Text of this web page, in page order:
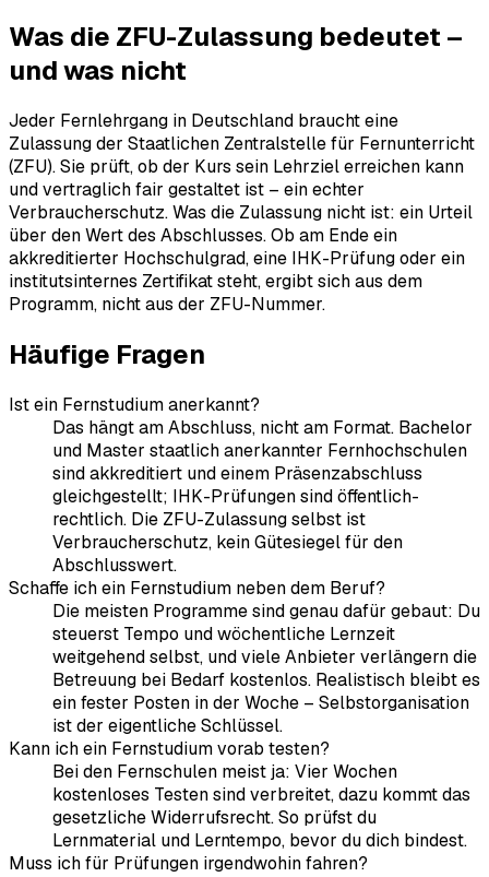
Was die ZFU-Zulassung bedeutet –
und was nicht
Jeder Fernlehrgang in Deutschland braucht eine
Zulassung der Staatlichen Zentralstelle für Fernunterricht
(ZFU). Sie prüft, ob der Kurs sein Lehrziel erreichen kann
und vertraglich fair gestaltet ist – ein echter
Verbraucherschutz. Was die Zulassung nicht ist: ein Urteil
über den Wert des Abschlusses. Ob am Ende ein
akkreditierter Hochschulgrad, eine IHK-Prüfung oder ein
institutsinternes Zertifikat steht, ergibt sich aus dem
Programm, nicht aus der ZFU-Nummer.
Häufige Fragen
Ist ein Fernstudium anerkannt?
Das hängt am Abschluss, nicht am Format. Bachelor
und Master staatlich anerkannter Fernhochschulen
sind akkreditiert und einem Präsenzabschluss
gleichgestellt; IHK-Prüfungen sind öffentlich-
rechtlich. Die ZFU-Zulassung selbst ist
Verbraucherschutz, kein Gütesiegel für den
Abschlusswert.
Schaffe ich ein Fernstudium neben dem Beruf?
Die meisten Programme sind genau dafür gebaut: Du
steuerst Tempo und wöchentliche Lernzeit
weitgehend selbst, und viele Anbieter verlängern die
Betreuung bei Bedarf kostenlos. Realistisch bleibt es
ein fester Posten in der Woche – Selbstorganisation
ist der eigentliche Schlüssel.
Kann ich ein Fernstudium vorab testen?
Bei den Fernschulen meist ja: Vier Wochen
kostenloses Testen sind verbreitet, dazu kommt das
gesetzliche Widerrufsrecht. So prüfst du
Lernmaterial und Lerntempo, bevor du dich bindest.
Muss ich für Prüfungen irgendwohin fahren?